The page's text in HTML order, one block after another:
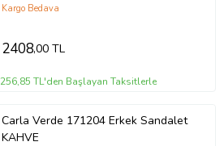
Kargo Bedava
2408,00 TL
256,85 TL'den Başlayan Taksitlerle
Carla Verde 171204 Erkek Sandalet
KAHVE